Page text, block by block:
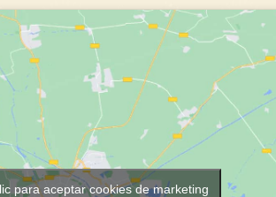
para aceptar cookies de marketing